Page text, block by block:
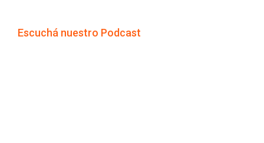
Escuchá nuestro Podcast